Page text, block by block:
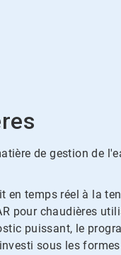
de gestion de
temps réel à la
pour chaudières
puissant, le
sous les